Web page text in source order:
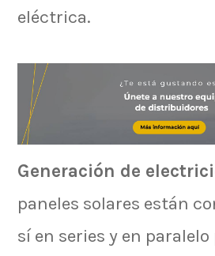
eléctrica.
Generación de
paneles solares están
sí en series y en